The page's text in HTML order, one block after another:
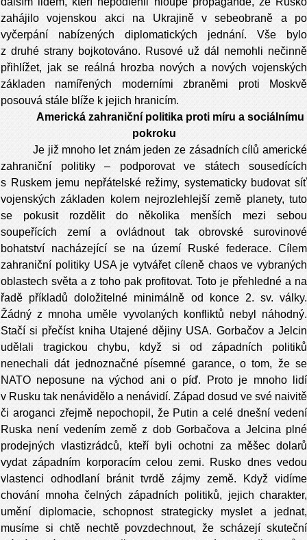
zahájilo vojenskou akci na Ukrajině v sebeobraně a po
vyčerpání nabízených diplomatických jednání. Vše bylo
z druhé strany bojkotováno. Rusové už dál nemohli nečinně
přihlížet, jak se reálná hrozba nových a nových vojenských
základen namířených moderními zbraněmi proti Moskvě
posouvá stále blíže k jejich hranicím.
Americká zahraniční politika proti míru a sociálnímu
pokroku
Je již mnoho let znám jeden ze zásadních cílů americké
zahraniční politiky – podporovat ve státech sousedících
s Ruskem jemu nepřátelské režimy, systematicky budovat síť
vojenských základen kolem nejrozlehlejší země planety, tuto
se pokusit rozdělit do několika menších mezi sebou
soupeřících zemí a ovládnout tak obrovské surovinové
bohatství nacházející se na území Ruské federace. Cílem
zahraniční politiky USA je vytvářet cíleně chaos ve vybraných
oblastech světa a z toho pak profitovat. Toto je přehledné a na
řadě příkladů doložitelné minimálně od konce 2. sv. války.
Žádný z mnoha uměle vyvolaných konfliktů nebyl náhodný.
Stačí si přečíst kniha Utajené dějiny USA. Gorbačov a Jelcin
udělali tragickou chybu, když si od západních politiků
nenechali dát jednoznačné písemné garance, o tom, že se
NATO neposune na východ ani o píď. Proto je mnoho lidí
v Rusku tak nenávidělo a nenávidí. Západ dosud ve své naivitě
či aroganci zřejmě nepochopil, že Putin a celé dnešní vedení
Ruska není vedením země z dob Gorbačova a Jelcina plné
prodejných vlastizrádců, kteří byli ochotni za měšec dolarů
vydat západním korporacím celou zemi. Rusko dnes vedou
vlastenci odhodlaní bránit tvrdě zájmy země. Když vidíme
chování mnoha čelných západních politiků, jejich charakter,
umění diplomacie, schopnost strategicky myslet a jednat,
musíme si chtě nechtě povzdechnout, že scházejí skuteční